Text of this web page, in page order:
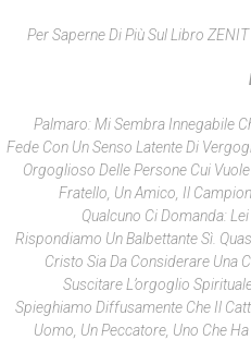
Per Saperne Di Più Sul Libro
Palmaro: Mi Sembra Innegabile
Fede Con Un Senso Latente Di
Orgoglioso Delle Persone Cui
Fratello, Un Amico, Il
Qualcuno Ci Domanda:
Rispondiamo Un Balbettante Sì.
Cristo Sia Da Considerare Una
Suscitare L’orgoglio
Spieghiamo Diffusamente Che Il
Uomo, Un Peccatore, Uno Che